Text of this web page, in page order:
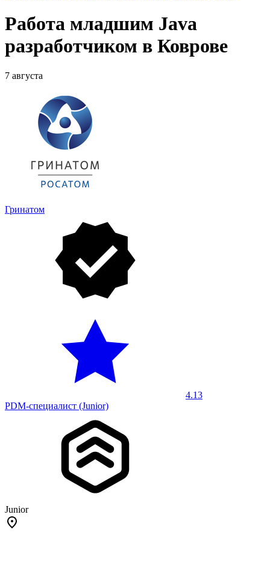
Работа младшим Java
разработчиком в Коврове
7 августа
Гринатом
4.13
PDM-специалист (Junior)
Junior